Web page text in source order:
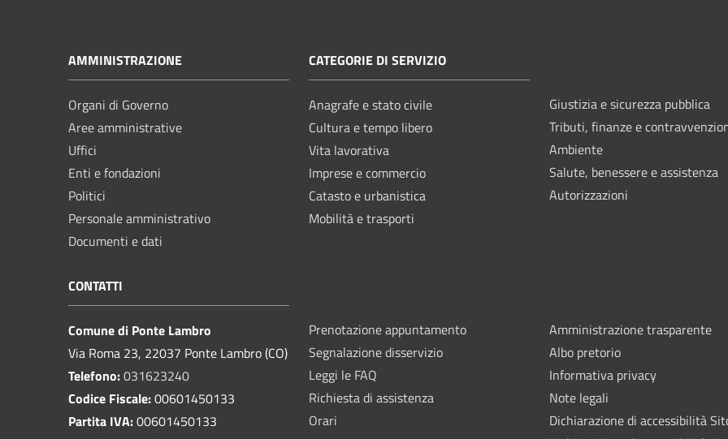
AMMINISTRAZIONE
Organi di Governo
Aree amministrative
Uffici
Enti e fondazioni
Politici
Personale amministrativo
Documenti e dati
CATEGORIE DI SERVIZIO
Anagrafe e stato civile
Cultura e tempo libero
Vita lavorativa
Imprese e commercio
Catasto e urbanistica
Mobilità e trasporti
Giustizia e sicurezza pubblica
Tributi, finanze e
Ambiente
Salute, benessere e assistenza
Autorizzazioni
CONTATTI
Comune di Ponte Lambro
Via Roma 23, 22037 Ponte Lambro (CO)
Telefono:031623240
Codice Fiscale:00601450133
Partita IVA:00601450133
Prenotazione appuntamento
Segnalazione disservizio
Leggi le FAQ
Richiesta di assistenza
Orari
Amministrazione trasparente
Albo pretorio
Informativa privacy
Note legali
Dichiarazione di accessibilità